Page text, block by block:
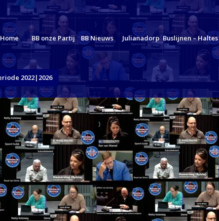
Home BB onze Partij BB Nieuws Julianadorp Buslijnen – Haltes
2022|2026